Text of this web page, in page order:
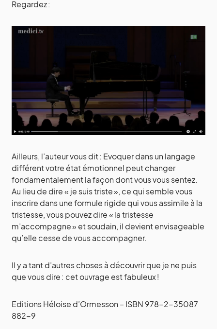
Regardez :
Ailleurs, l’auteur vous dit : Evoquer dans un langage
différent votre état émotionnel peut changer
fondamentalement la façon dont vous vous sentez.
Au lieu de dire « je suis triste », ce qui semble vous
inscrire dans une formule rigide qui vous assimile à la
tristesse, vous pouvez dire « la tristesse
m’accompagne » et soudain, il devient envisageable
qu’elle cesse de vous accompagner.
Il y a tant d’autres choses à découvrir que je ne puis
que vous dire : cet ouvrage est fabuleux !
Editions Héloise d’Ormesson – ISBN 978-2-35087
882-9